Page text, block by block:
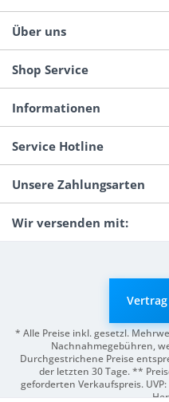
Über uns
Shop Service
Informationen
Service Hotline
Unsere Zahlungsarten
Wir versenden mit:
* Alle Preise inkl. gesetzl.
Nachnahmegebühren,
Durchgestrichene Preise
der letzten 30 Tage. **
geforderten Verkaufspreis.